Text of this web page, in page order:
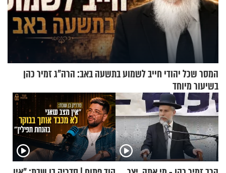
המסר שכל יהודי חייב לשמוע בתשעה באב: הרה"ג זמיר כהן
בשיעור מיוחד